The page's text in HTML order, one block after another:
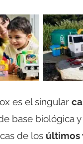
es el singular
base biológica
de los últimos